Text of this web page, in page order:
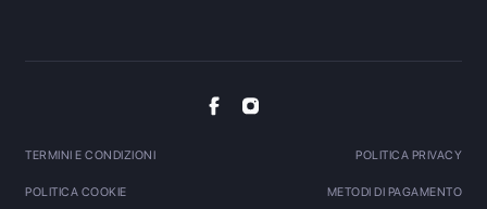
TERMINI E CONDIZIONI POLITICA PRIVACY
POLITICA COOKIE METODI DI PAGAMENTO